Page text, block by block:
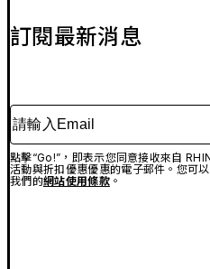
訂閱最新消息
請輸入Email
點擊“Go!”，即表示您同意接收來自
活動與折扣優惠優惠的電子郵件。您可
我們的網站使用條款。